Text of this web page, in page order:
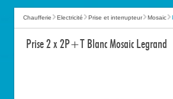
Chaufferie Electricité Prise et interrupteur Mosaic
Prise 2 x 2P+T Blanc Mosaic Legrand